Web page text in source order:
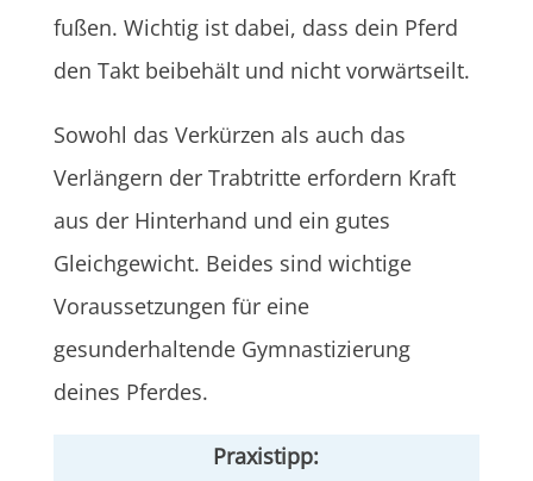
fußen. Wichtig ist dabei, dass dein Pferd
den Takt beibehält und nicht vorwärtseilt.
Sowohl das Verkürzen als auch das
Verlängern der Trabtritte erfordern Kraft
aus der Hinterhand und ein gutes
Gleichgewicht. Beides sind wichtige
Voraussetzungen für eine
gesunderhaltende Gymnastizierung
deines Pferdes.
Praxistipp: